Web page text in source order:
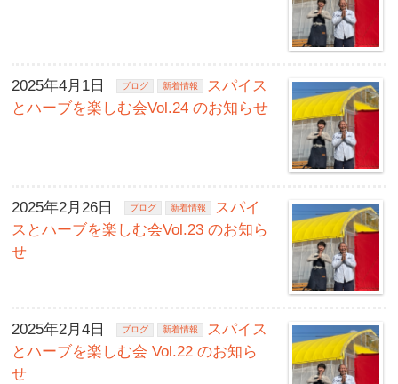
2025年4月1日 ブログ 新着情報
スパイス
とハーブを楽しむ会Vol.24 のお知らせ
2025年2月26日 ブログ 新着情報
スパイ
スとハーブを楽しむ会Vol.23 のお知ら
せ
2025年2月4日 ブログ 新着情報
スパイス
とハーブを楽しむ会 Vol.22 のお知ら
せ